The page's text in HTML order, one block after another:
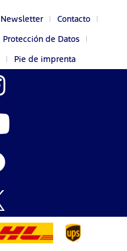
Newsletter
Contacto
Protección de Datos
Pie de imprenta